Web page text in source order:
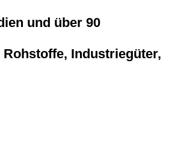
und über 90
Industriegüter,